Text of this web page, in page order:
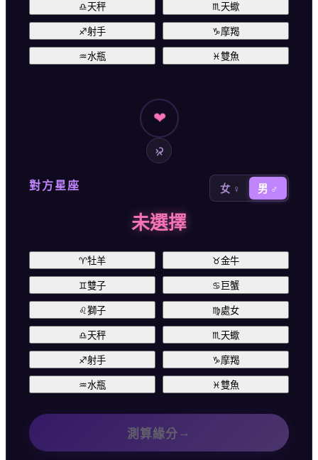
♎天秤 ♏ 天蠍
♐射手 ♑摩羯
♒水瓶 ♓雙魚
❤
對方星座 女 ♀ 男 ♂
未選擇
♈牡羊 ♉金牛
♊雙子 ♋ 巨蟹
♌獅子 ♍處女
♎天秤 ♏天蠍
♐射手 ♑摩羯
♒水瓶 ♓雙魚
測算緣分 →